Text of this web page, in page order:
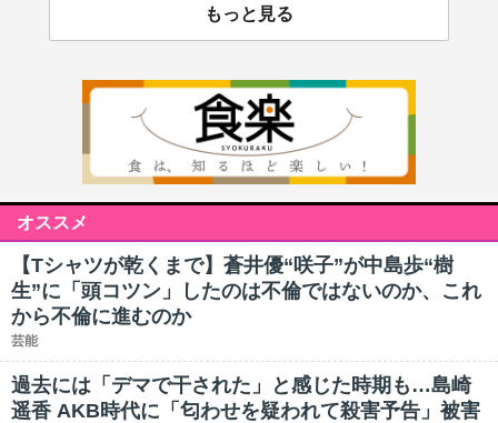
もっと見る
オススメ
【Tシャツが乾くまで】蒼井優“咲子”が中島歩“樹
生”に「頭コツン」したのは不倫ではないのか、これ
から不倫に進むのか
芸能
過去には「デマで干された」と感じた時期も…島崎
遥香 AKB時代に「匂わせを疑われて殺害予告」被害